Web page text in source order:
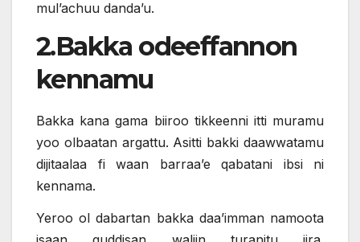
mul’achuu danda’u.
2.Bakka odeeffannon
kennamu
Bakka kana gama biiroo tikkeenni itti muramu
yoo olbaatan argattu. Asitti bakki daawwatamu
dijitaalaa fi waan barraa’e qabatani ibsi ni
kennama.
Yeroo ol dabartan bakka daa’imman namoota